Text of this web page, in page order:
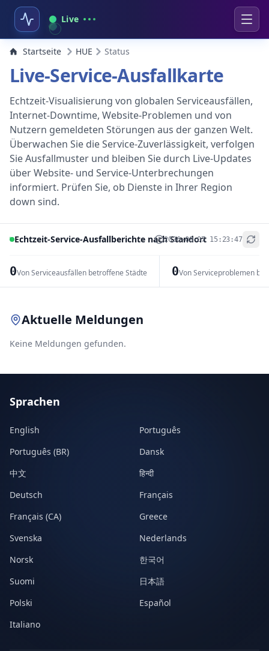
Live
Startseite HUE Status
Live-Service-Ausfallkarte
Echtzeit-Visualisierung von globalen Serviceausfällen,
Internet-Downtime, Website-Problemen und von
Nutzern gemeldeten Störungen aus der ganzen Welt.
Überwachen Sie die Service-Zuverlässigkeit, verfolgen
Sie Ausfallmuster und bleiben Sie durch Live-Updates
über Website- und Service-Unterbrechungen
informiert. Prüfen Sie, ob Dienste in Ihrer Region
down sind.
Echtzeit-Service-Ausfallberichte nach Standort
2026-08-07 15:23:47
0Von Serviceausfällen betroffene Städte 0Von Serviceproblemen
+
Aktuelle Meldungen
Keine Meldungen gefunden.
Sprachen
English
Português
Português (BR)
Dansk
中文
हिन्दी
Deutsch
Français
Français (CA)
Greece
Svenska
Nederlands
Norsk
한국어
Suomi
日本語
Polski
Español
Italiano